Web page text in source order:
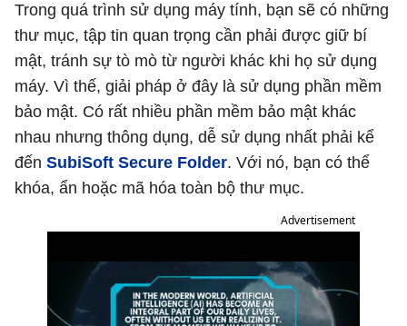
Trong quá trình sử dụng máy tính, bạn sẽ có những
thư mục, tập tin quan trọng cần phải được giữ bí
mật, tránh sự tò mò từ người khác khi họ sử dụng
máy. Vì thế, giải pháp ở đây là sử dụng phần mềm
bảo mật. Có rất nhiều phần mềm bảo mật khác
nhau nhưng thông dụng, dễ sử dụng nhất phải kể
đến SubiSoft Secure Folder. Với nó, bạn có thể
khóa, ẩn hoặc mã hóa toàn bộ thư mục.
Advertisement